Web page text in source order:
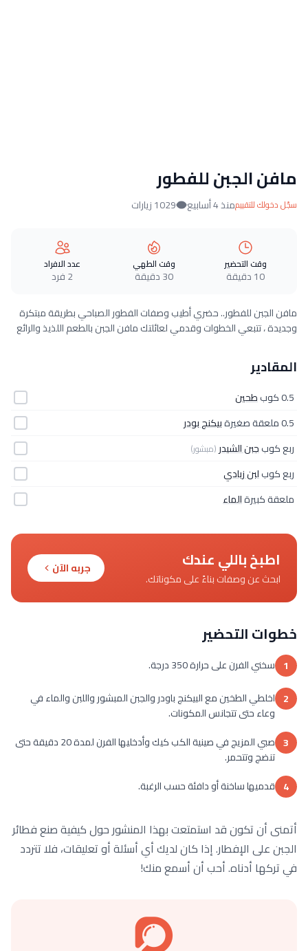
مافن الجبن للفطور
سجّل دخولك للتقييممنذ 4 أسابيع 1029 زيارات
وقت التحضير
10 دقيقة
وقت الطهي
30 دقيقة
عدد الافراد
2 فرد
مافن الجبن للفطور.. حضري أطيب وصفات الفطور الصباحي بطريقة مبتكرة
وجديدة ، تتبعي الخطوات وقدمي لعائلتك مافن الجبن بالطعم اللذيذ والرائع
المقادير
0.5 كوب
طحين
0.5 ملعقة صغيرة
بيكنج بودر
ربع كوبجبن الشيدر (مبشور)
ربع كوبلبن زبادي
ملعقة كبيرةالماء
اطبخ باللي عندك
ابحث عن وصفات بناءً على مكوناتك.
جربه الآن
خطوات التحضير
1 سخني الفرن على حرارة 350 درجة.
2 اخلطي الطخين مع البيكنج باودر والجبن المبشور واللبن والماء في
وعاء حتى تتجانس المكونات.
3
صبي المزيج في صينية الكب كيك وأدخليها الفرن لمدة 20 دقيقة حتى
تنضج وتتحمر.
4 قدميها ساخنة أو دافئة حسب الرغبة.
أتمنى أن تكون قد استمتعت بهذا المنشور حول كيفية صنع فطائر
الجبن على الإفطار. إذا كان لديك أي أسئلة أو تعليقات، فلا تتردد
في تركها أدناه. أحب أن أسمع منك!